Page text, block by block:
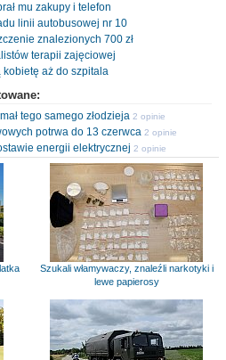
mu zakupy i telefon
linii autobusowej nr 10
znalezionych 700 zł
terapii zajęciowej
aż do szpitala
tego samego złodzieja 2 opinie
potrwa do 13 czerwca 2 opinie
energii elektrycznej 2 opinie
Szukali włamywaczy, znaleźli narkotyki i
lewe papierosy